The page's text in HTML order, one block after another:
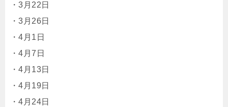
・3月22日
・3月26日
・4月1日
・4月7日
・4月13日
・4月19日
・4月24日